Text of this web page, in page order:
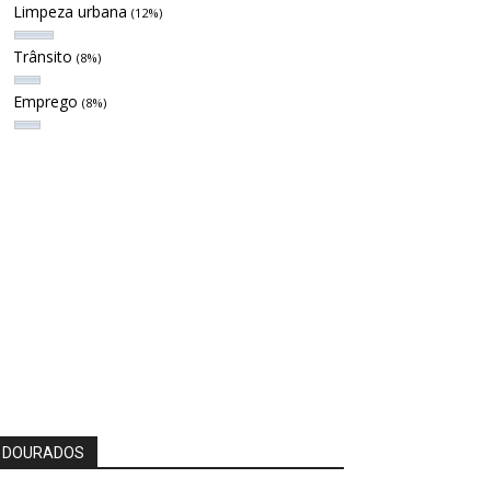
Limpeza urbana (12%)
Trânsito (8%)
Emprego (8%)
DOURADOS